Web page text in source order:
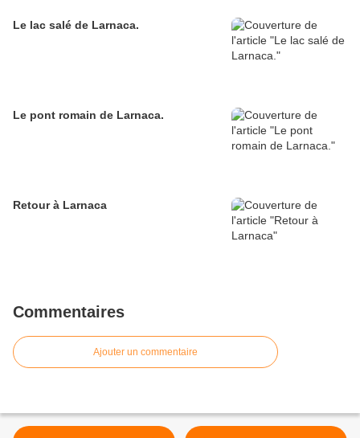
Le lac salé de Larnaca.
Le pont romain de Larnaca.
Retour à Larnaca
Commentaires
Ajouter un commentaire